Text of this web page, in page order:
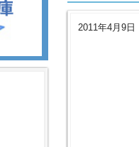
2011年4月9日